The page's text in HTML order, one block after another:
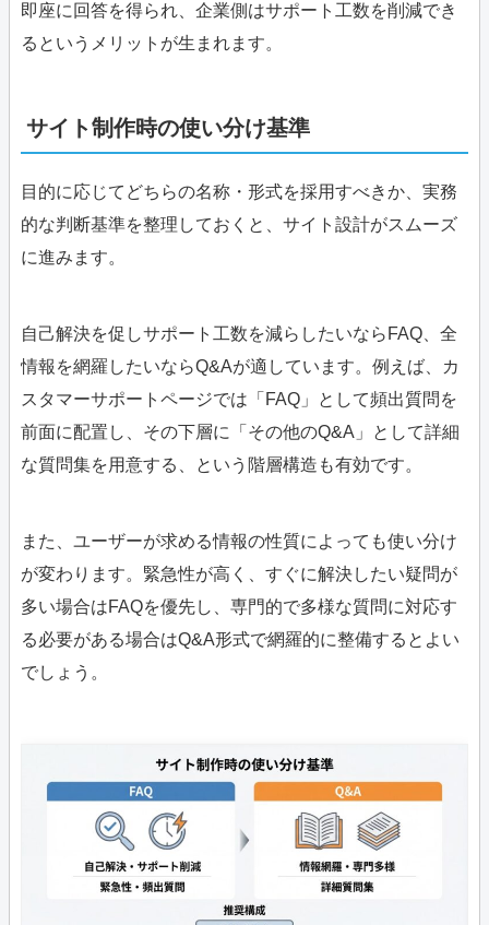
即座に回答を得られ、企業側はサポート工数を削減でき
るというメリットが生まれます。
サイト制作時の使い分け基準
目的に応じてどちらの名称・形式を採用すべきか、実務
的な判断基準を整理しておくと、サイト設計がスムーズ
に進みます。
自己解決を促しサポート工数を減らしたいならFAQ、全
情報を網羅したいならQ&Aが適しています。例えば、カ
スタマーサポートページでは「FAQ」として頻出質問を
前面に配置し、その下層に「その他のQ&A」として詳細
な質問集を用意する、という階層構造も有効です。
また、ユーザーが求める情報の性質によっても使い分け
が変わります。緊急性が高く、すぐに解決したい疑問が
多い場合はFAQを優先し、専門的で多様な質問に対応す
る必要がある場合はQ&A形式で網羅的に整備するとよい
でしょう。